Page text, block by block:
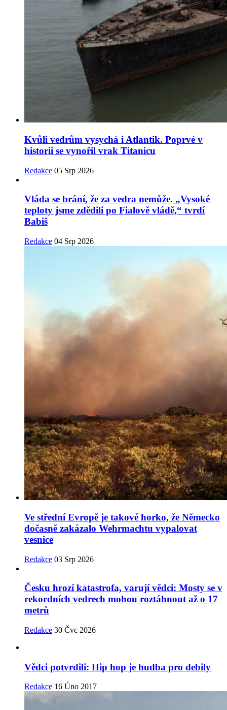
Kvůli vedrům vysychá i Atlantik. Poprvé v
historii se vynořil vrak Titanicu
Redakce 05 Srp 2026
Vláda se brání, že za vedra nemůže. „Vysoké
teploty jsme zdědili po Fialově vládě,“ tvrdí
Babiš
Redakce 04 Srp 2026
Ve střední Evropě je takové horko, že Německo
dočasně zakázalo Wehrmachtu vypalovat
vesnice
Redakce 03 Srp 2026
Česku hrozí katastrofa, varují vědci: Mosty se v
rekordních vedrech mohou roztáhnout až o 17
metrů
Redakce 30 Čvc 2026
Vědci potvrdili: Hip hop je hudba pro debily
Redakce 16 Úno 2017